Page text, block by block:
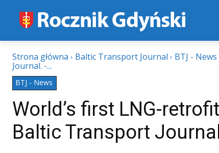
Strona główna Baltic Transport Journal BTJ - News
Journal. -...
BTJ - News
World’s first LNG-
Baltic Transport